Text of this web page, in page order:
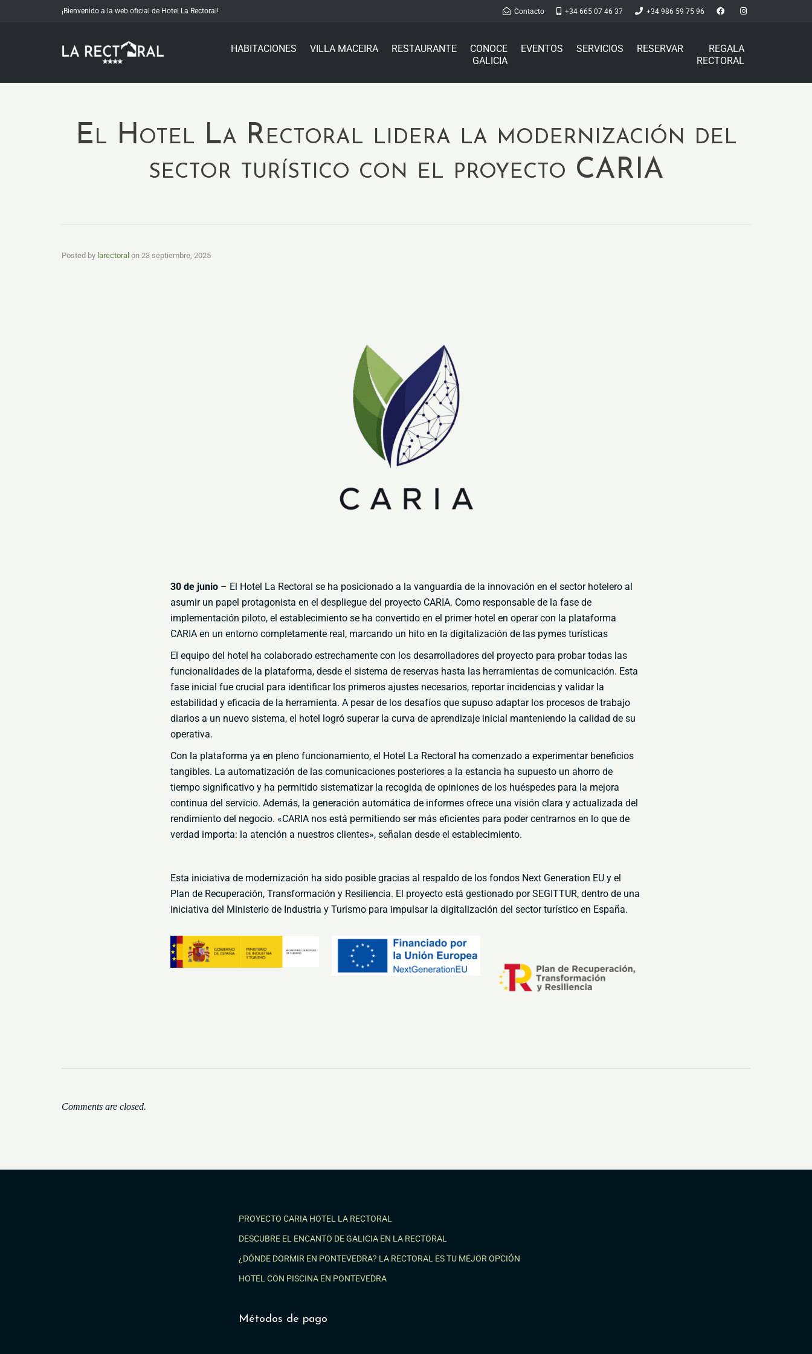
¡Bienvenido a la web oficial de Hotel La Rectoral! Contacto +34 665 07 46 37 +34 986 59 75 96
HABITACIONES VILLA MACEIRA RESTAURANTE
CONOCE
GALICIA
EVENTOS SERVICIOS RESERVAR
REGALA
RECTORAL
El Hotel La Rectoral lidera la modernización del
sector turístico con el proyecto CARIA
Posted by larectoral on 23 septiembre, 2025
30 de junio – El Hotel La Rectoral se ha posicionado a la vanguardia de la innovación en el sector hotelero al
asumir un papel protagonista en el despliegue del proyecto CARIA. Como responsable de la fase de
implementación piloto, el establecimiento se ha convertido en el primer hotel en operar con la plataforma
CARIA en un entorno completamente real, marcando un hito en la digitalización de las pymes turísticas
El equipo del hotel ha colaborado estrechamente con los desarrolladores del proyecto para probar todas las
funcionalidades de la plataforma, desde el sistema de reservas hasta las herramientas de comunicación. Esta
fase inicial fue crucial para identificar los primeros ajustes necesarios, reportar incidencias y validar la
estabilidad y eficacia de la herramienta. A pesar de los desafíos que supuso adaptar los procesos de trabajo
diarios a un nuevo sistema, el hotel logró superar la curva de aprendizaje inicial manteniendo la calidad de su
operativa.
Con la plataforma ya en pleno funcionamiento, el Hotel La Rectoral ha comenzado a experimentar beneficios
tangibles. La automatización de las comunicaciones posteriores a la estancia ha supuesto un ahorro de
tiempo significativo y ha permitido sistematizar la recogida de opiniones de los huéspedes para la mejora
continua del servicio. Además, la generación automática de informes ofrece una visión clara y actualizada del
rendimiento del negocio. «CARIA nos está permitiendo ser más eficientes para poder centrarnos en lo que de
verdad importa: la atención a nuestros clientes», señalan desde el establecimiento.
Esta iniciativa de modernización ha sido posible gracias al respaldo de los fondos Next Generation EU y el
Plan de Recuperación, Transformación y Resiliencia. El proyecto está gestionado por SEGITTUR, dentro de una
iniciativa del Ministerio de Industria y Turismo para impulsar la digitalización del sector turístico en España.
Comments are closed.
PROYECTO CARIA HOTEL LA RECTORAL
DESCUBRE EL ENCANTO DE GALICIA EN LA RECTORAL
¿DÓNDE DORMIR EN PONTEVEDRA? LA RECTORAL ES TU MEJOR OPCIÓN
HOTEL CON PISCINA EN PONTEVEDRA
Métodos de pago